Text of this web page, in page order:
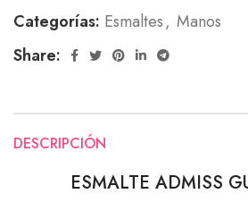
Categorías: Esmaltes, Manos
Share:
DESCRIPCIÓN
ESMALTE ADMISS